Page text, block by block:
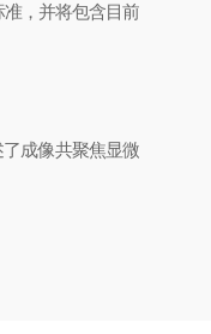
，并将包含目前
成像共聚焦显微